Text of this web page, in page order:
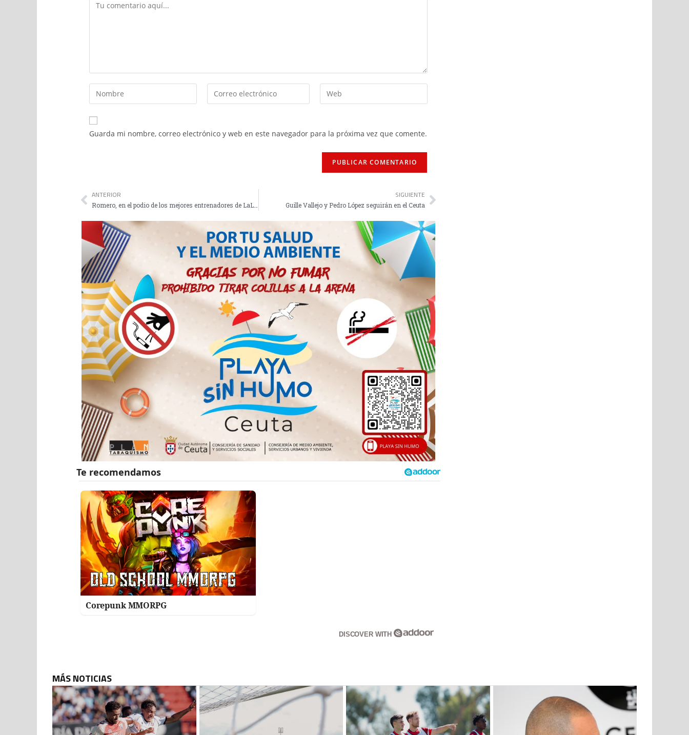
Guarda mi nombre, correo electrónico y web en este navegador para la próxima vez que comente.
ANTERIOR
Romero, en el podio de los mejores entrenadores de LaLiga Hypermotion
SIGUIENTE
Guille Vallejo y Pedro López seguirán en el Ceuta
Corepunk MMORPG
DISCOVER WITH
MÁS NOTICIAS